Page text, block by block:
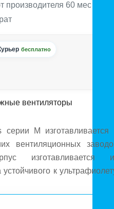
производителя 60 мес
бесплатно
вентиляторы
серии М изготавливается
вентиляционных
изготавливается
к
так и напрямую